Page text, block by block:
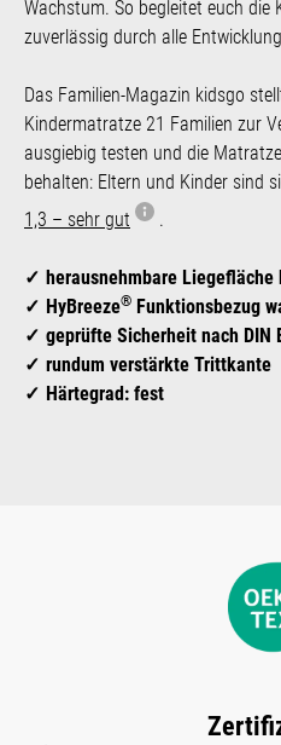
Wachstum. So begleitet euch die
zuverlässig durch alle
Das Familien-Magazin kidsgo
Kindermatratze 21 Familien zur
ausgiebig testen und die
behalten: Eltern und Kinder sind
1,3 – sehr gut
.
herausnehmbare Liegefläche
HyBreeze® Funktionsbezug
geprüfte Sicherheit nach DIN
rundum verstärkte Trittkante
Härtegrad: fest